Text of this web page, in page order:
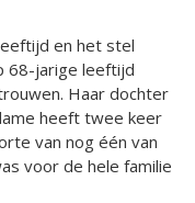
en het stel
68-jarige leeftijd
Haar dochter
heeft twee keer
van nog één van
voor de hele familie